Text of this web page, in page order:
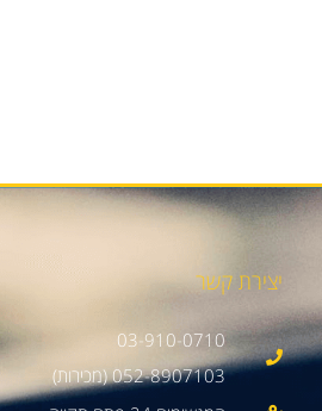
יצירת קשר
03-910-0710
052-8907103 (מכירות)